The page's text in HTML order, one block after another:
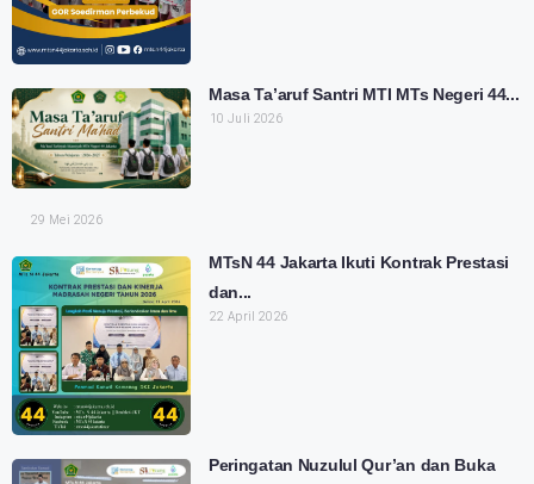
Masa Ta’aruf Santri MTI MTs Negeri 44...
10 Juli 2026
29 Mei 2026
MTsN 44 Jakarta Ikuti Kontrak Prestasi
dan...
22 April 2026
Peringatan Nuzulul Qur’an dan Buka